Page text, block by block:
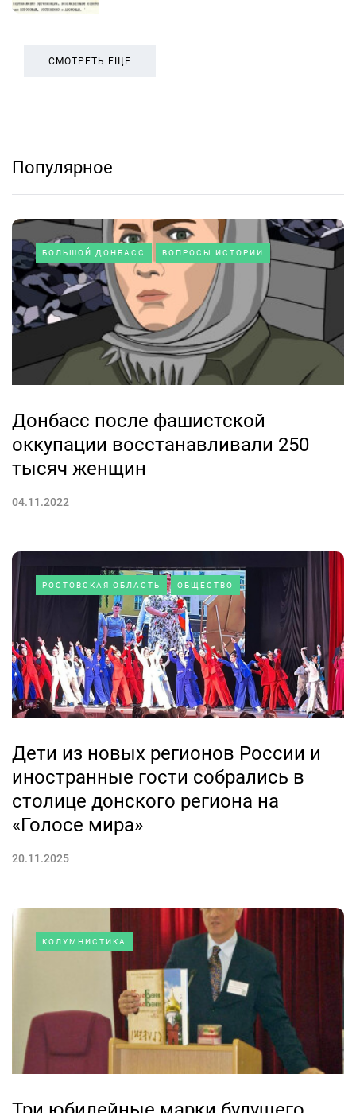
СМОТРЕТЬ ЕЩЕ
Популярное
БОЛЬШОЙ ДОНБАСС ВОПРОСЫ ИСТОРИИ
Донбасс после фашистской
оккупации восстанавливали 250
тысяч женщин
04.11.2022
РОСТОВСКАЯ ОБЛАСТЬ ОБЩЕСТВО
Дети из новых регионов России и
иностранные гости собрались в
столице донского региона на
«Голосе мира»
20.11.2025
КОЛУМНИСТИКА